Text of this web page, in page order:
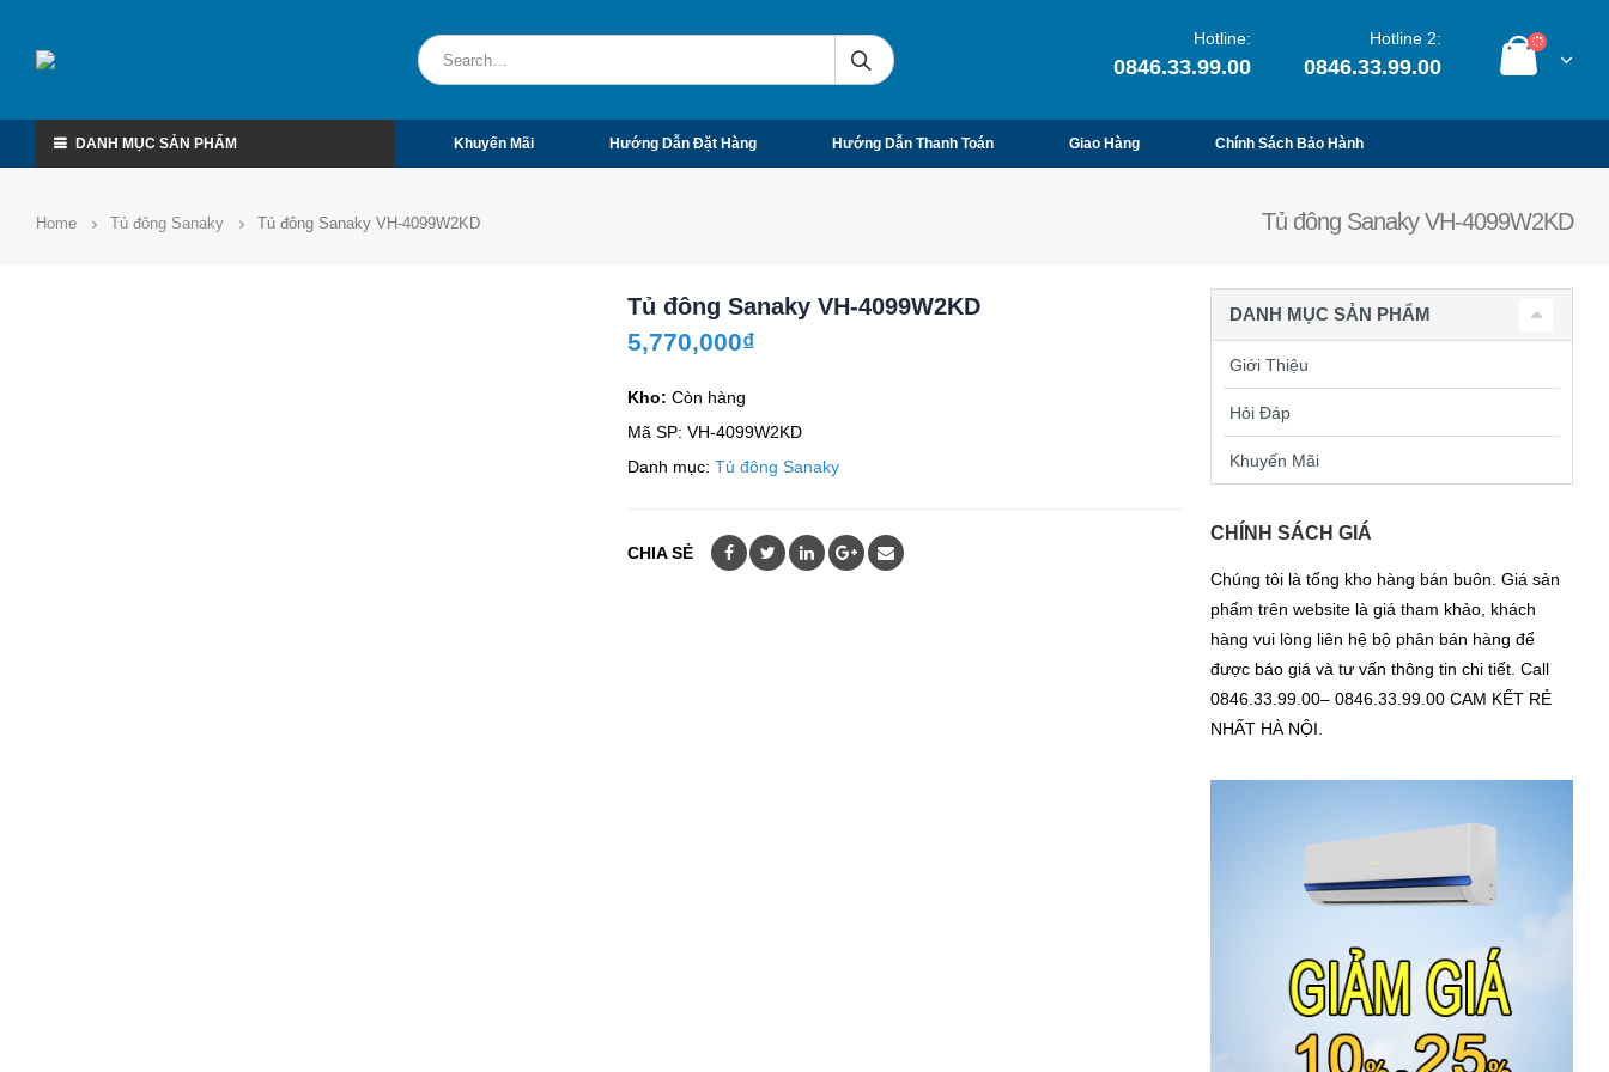
Hotline:
0846.33.99.00
Hotline 2:
0846.33.99.00
DANH MỤC SẢN PHẨM Khuyến Mãi Hướng Dẫn Đặt Hàng Hướng Dẫn Thanh Toán Giao Hàng Chính Sách Bảo Hành
Tủ đông Sanaky VH-4099W2KD
Home Tủ đông Sanaky Tủ đông Sanaky VH-4099W2KD
Tủ đông Sanaky VH-4099W2KD
5,770,000₫
Kho: Còn hàng
Mã SP: VH-4099W2KD
Danh mục: Tủ đông Sanaky
CHIA SẺ
DANH MỤC SẢN PHẨM
Giới Thiệu
Hỏi Đáp
Khuyến Mãi
CHÍNH SÁCH GIÁ
Chúng tôi là tổng kho hàng bán buôn. Giá sản
phẩm trên website là giá tham khảo, khách
hàng vui lòng liên hệ bộ phân bán hàng để
được báo giá và tư vấn thông tin chi tiết. Call
0846.33.99.00– 0846.33.99.00 CAM KẾT RẺ
NHẤT HÀ NỘI.